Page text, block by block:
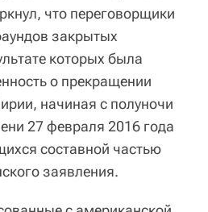
что переговорщики
закрытых
которых была
о прекращении
начиная с полуночи
27 февраля 2016 года
составной частью
заявления.